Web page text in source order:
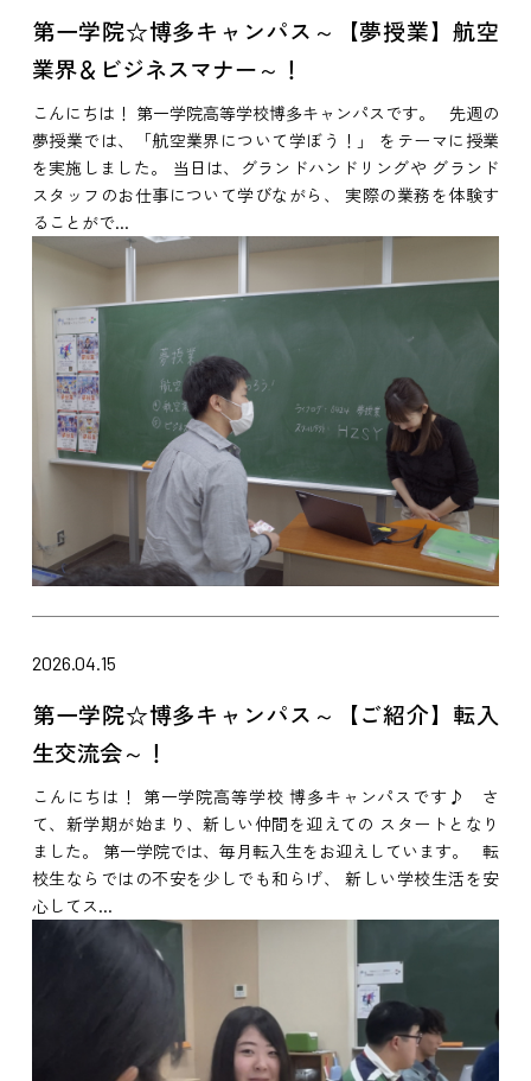
第一学院☆博多キャンパス～【夢授業】航空
業界＆ビジネスマナー～！
こんにちは！ 第一学院高等学校博多キャンパスです。 先週の
夢授業では、「航空業界について学ぼう！」 をテーマに授業
を実施しました。 当日は、グランドハンドリングや グランド
スタッフのお仕事について学びながら、 実際の業務を体験す
ることがで...
2026.04.15
第一学院☆博多キャンパス～【ご紹介】転入
生交流会～！
こんにちは！ 第一学院高等学校 博多キャンパスです♪ さ
て、新学期が始まり、新しい仲間を迎えての スタートとなり
ました。 第一学院では、毎月転入生をお迎えしています。 転
校生ならではの不安を少しでも和らげ、 新しい学校生活を安
心してス...